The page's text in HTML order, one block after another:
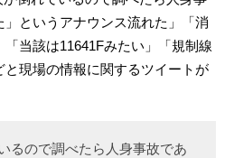
というアナウンス流れた」「消
当該は11641Fみたい」「規制線
現場の情報に関するツイートが
るので調べたら人身事故であ